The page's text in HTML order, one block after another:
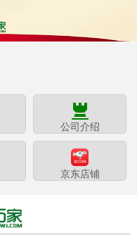
公司介绍
京东店铺